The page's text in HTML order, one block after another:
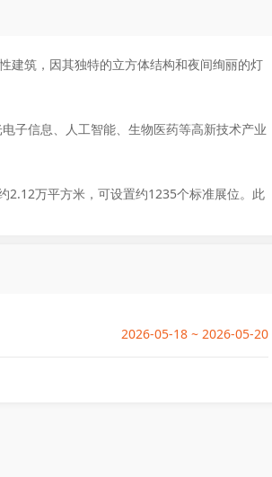
建筑，因其独特的立方体结构和夜间绚丽的灯
子信息、人工智能、生物医药等高新技术产业
2.12万平方米，可设置约1235个标准展位。此
2026-05-18 ~ 2026-05-20